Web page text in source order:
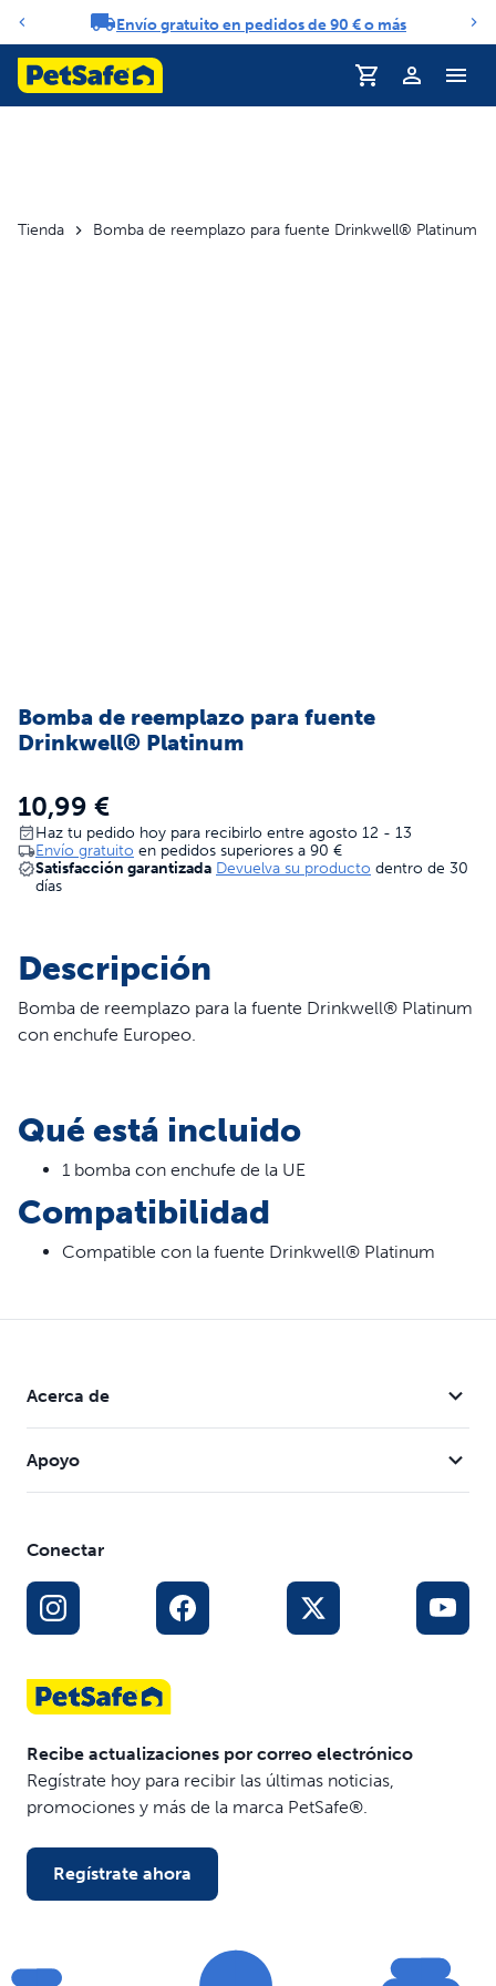
Carrusel de notificacionesEnvío gratuito en pedidos de 90 € o más
Perfil
Tienda Bomba de reemplazo para fuente Drinkwell® Platinum
Bomba de reemplazo para fuente
Drinkwell® Platinum
10,99 €
Haz tu pedido hoy para recibirlo entre agosto 12 - 13
Envío gratuito en pedidos superiores a 90 €
Satisfacción garantizada Devuelva su producto dentro de 30
días
Descripción
Bomba de reemplazo para la fuente Drinkwell® Platinum
con enchufe Europeo.
Qué está incluido
1 bomba con enchufe de la UE
Compatibilidad
Compatible con la fuente Drinkwell® Platinum
Acerca de
Apoyo
Conectar
Recibe actualizaciones por correo electrónico
Regístrate hoy para recibir las últimas noticias,
promociones y más de la marca PetSafe®.
Regístrate ahora